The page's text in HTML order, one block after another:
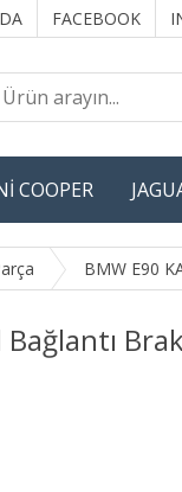
FACEBOOK
COOPER
BMW E90